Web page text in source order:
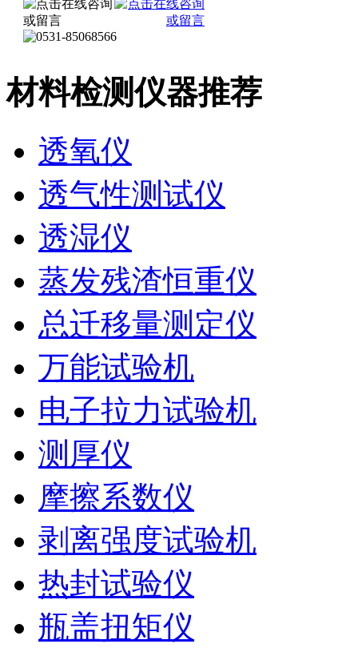
材料检测仪器推荐
透氧仪
透气性测试仪
透湿仪
蒸发残渣恒重仪
总迁移量测定仪
万能试验机
电子拉力试验机
测厚仪
摩擦系数仪
剥离强度试验机
热封试验仪
瓶盖扭矩仪